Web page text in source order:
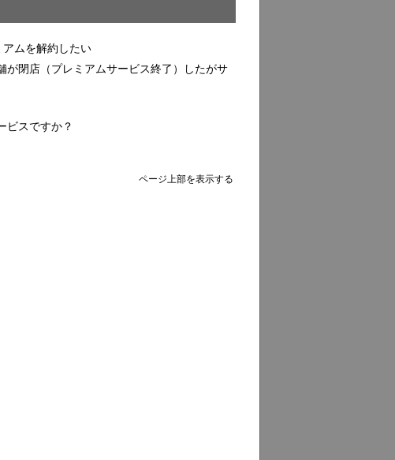
ムを解約したい
閉店（プレミアムサービス終了）したがサ
ビスですか？
ページ上部を表示する